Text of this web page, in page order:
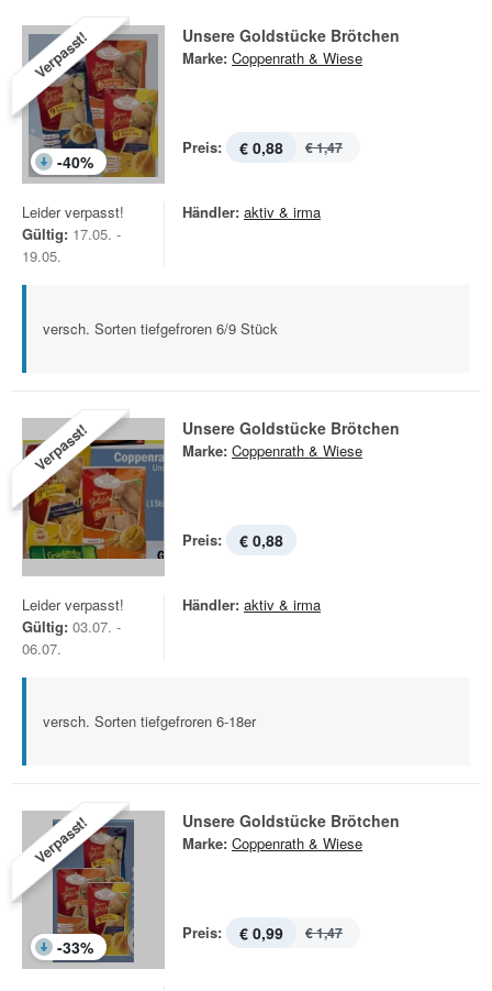
Verpasst!
-40%
Unsere Goldstücke Brötchen
Marke: Coppenrath & Wiese
Preis: € 0,88 € 1,47
Leider verpasst!
Gültig: 17.05. -
19.05.
Händler: aktiv & irma
versch. Sorten tiefgefroren 6/9 Stück
Verpasst! Unsere Goldstücke Brötchen
Marke: Coppenrath & Wiese
Preis: € 0,88
Leider verpasst!
Gültig: 03.07. -
06.07.
Händler: aktiv & irma
versch. Sorten tiefgefroren 6-18er
Verpasst!
-33%
Unsere Goldstücke Brötchen
Marke: Coppenrath & Wiese
Preis: € 0,99 € 1,47